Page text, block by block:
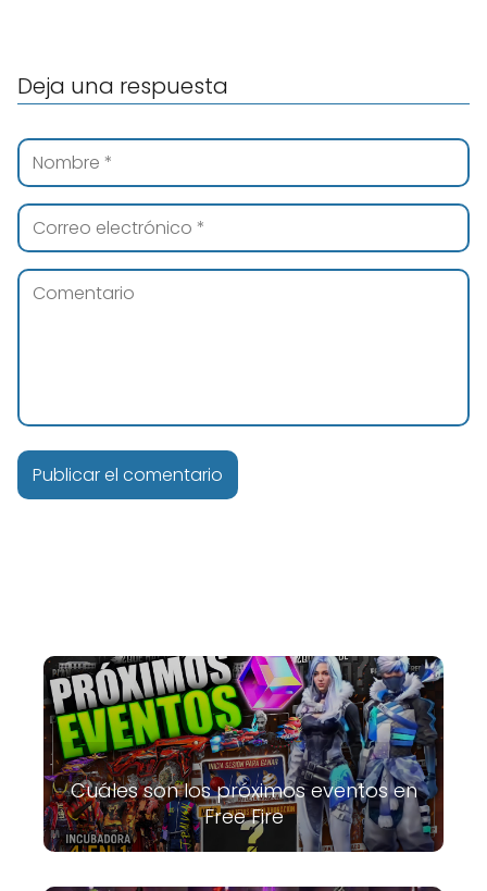
Deja una respuesta
Cuáles son los próximos eventos en
Free Fire